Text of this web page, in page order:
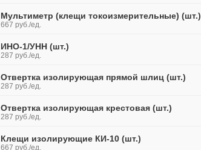
Мультиметр (клещи токоизмерительные) (шт.)
667 руб./ед.
ИНО-1/УНН (шт.)
287 руб./ед.
Отвертка изолирующая прямой шлиц (шт.)
287 руб./ед.
Отвертка изолирующая крестовая (шт.)
287 руб./ед.
Клещи изолирующие КИ-10 (шт.)
667 руб./ед.